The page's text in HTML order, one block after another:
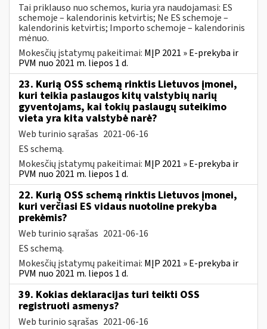
Tai priklauso nuo schemos, kuria yra naudojamasi: ES
schemoje – kalendorinis ketvirtis; Ne ES schemoje –
kalendorinis ketvirtis; Importo schemoje – kalendorinis
mėnuo.
Mokesčių įstatymų pakeitimai: MĮP 2021 » E-prekyba ir
PVM nuo 2021 m. liepos 1 d.
23. Kurią OSS schemą rinktis Lietuvos įmonei,
kuri teikia paslaugos kitų valstybių narių
gyventojams, kai tokių paslaugų suteikimo
vieta yra kita valstybė narė?
Web turinio sąrašas 2021-06-16
ES schemą.
Mokesčių įstatymų pakeitimai: MĮP 2021 » E-prekyba ir
PVM nuo 2021 m. liepos 1 d.
22. Kurią OSS schemą rinktis Lietuvos įmonei,
kuri verčiasi ES vidaus nuotoline prekyba
prekėmis?
Web turinio sąrašas 2021-06-16
ES schemą.
Mokesčių įstatymų pakeitimai: MĮP 2021 » E-prekyba ir
PVM nuo 2021 m. liepos 1 d.
39. Kokias deklaracijas turi teikti OSS
registruoti asmenys?
Web turinio sąrašas 2021-06-16